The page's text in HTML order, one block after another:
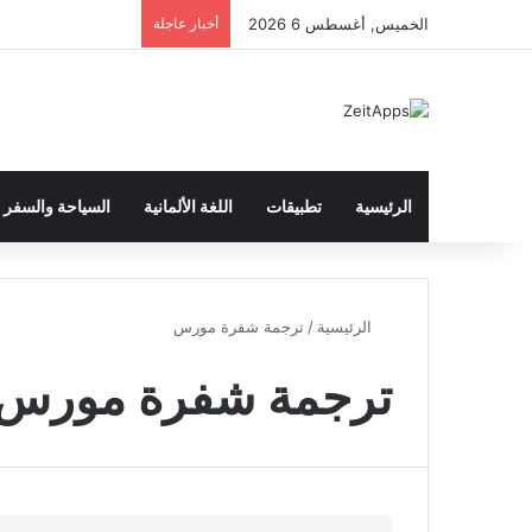
الخميس, أغسطس 6 2026 أخبار عاجلة
الرئيسية تطبيقات اللغة الألمانية السياحة والسفر
الرئيسية / ترجمة شفرة مورس
ترجمة شفرة